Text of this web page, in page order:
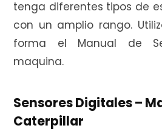
tenga diferentes tipos de
con un amplio rango.
forma el Manual de
maquina.
Sensores Digitales –
Caterpillar